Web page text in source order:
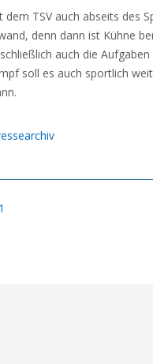
TSV auch abseits des
denn dann ist Kühne
auch die
soll es auch sportlich